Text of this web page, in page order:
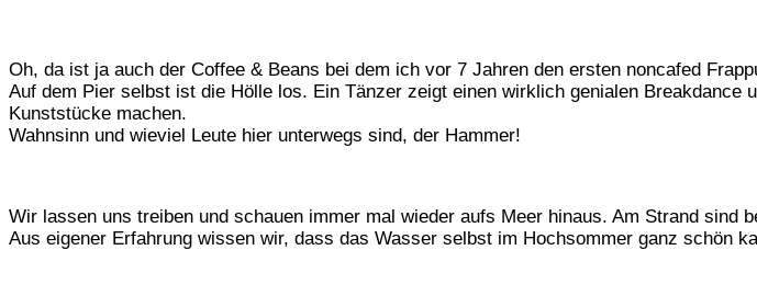
Oh, da ist ja auch der Coffee & Beans bei dem ich vor 7 Jahren den ersten noncafed
Auf dem Pier selbst ist die Hölle los. Ein Tänzer zeigt einen wirklich genialen
Kunststücke machen.
Wahnsinn und wieviel Leute hier unterwegs sind, der Hammer!
Wir lassen uns treiben und schauen immer mal wieder aufs Meer hinaus. Am Strand sind
Aus eigener Erfahrung wissen wir, dass das Wasser selbst im Hochsommer ganz schön